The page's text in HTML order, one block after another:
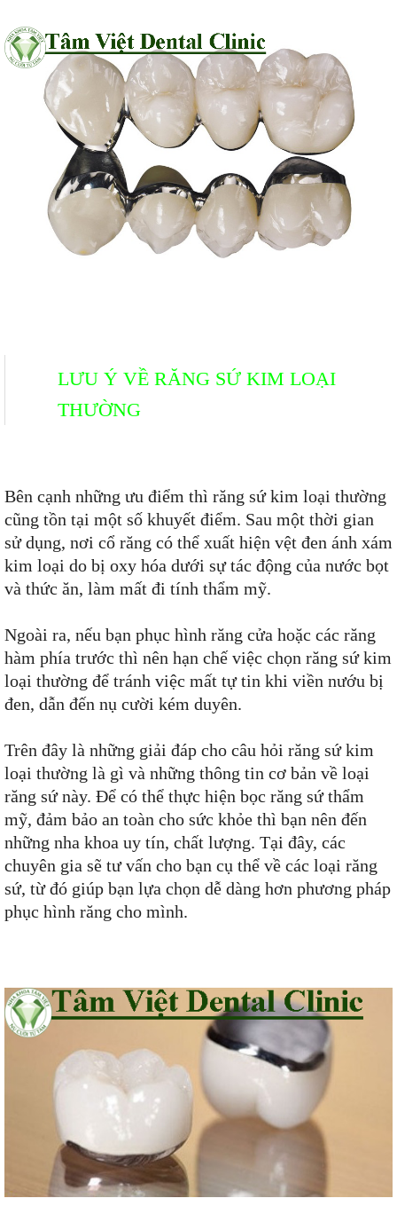
LƯU Ý VỀ RĂNG SỨ KIM LOẠI
THƯỜNG
Bên cạnh những ưu điểm thì răng sứ kim loại thường
cũng tồn tại một số khuyết điểm. Sau một thời gian
sử dụng, nơi cổ răng có thể xuất hiện vệt đen ánh xám
kim loại do bị oxy hóa dưới sự tác động của nước bọt
và thức ăn, làm mất đi tính thẩm mỹ.
Ngoài ra, nếu bạn phục hình răng cửa hoặc các răng
hàm phía trước thì nên hạn chế việc chọn răng sứ kim
loại thường để tránh việc mất tự tin khi viền nướu bị
đen, dẫn đến nụ cười kém duyên.
Trên đây là những giải đáp cho câu hỏi răng sứ kim
loại thường là gì và những thông tin cơ bản về loại
răng sứ này. Để có thể thực hiện bọc răng sứ thẩm
mỹ, đảm bảo an toàn cho sức khỏe thì bạn nên đến
những nha khoa uy tín, chất lượng. Tại đây, các
chuyên gia sẽ tư vấn cho bạn cụ thể về các loại răng
sứ, từ đó giúp bạn lựa chọn dễ dàng hơn phương pháp
phục hình răng cho mình.